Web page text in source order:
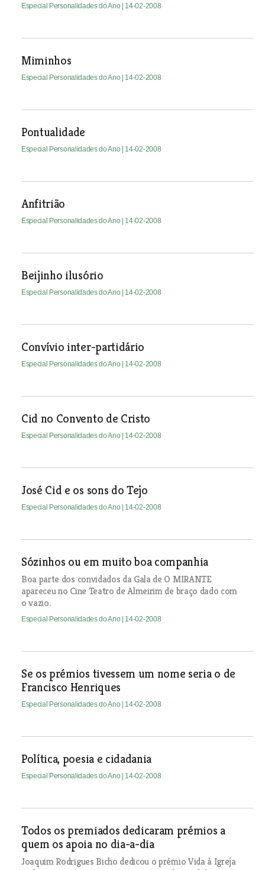
Especial Personalidades do Ano | 14-02-2008
Miminhos
Especial Personalidades do Ano | 14-02-2008
Pontualidade
Especial Personalidades do Ano | 14-02-2008
Anfitrião
Especial Personalidades do Ano | 14-02-2008
Beijinho ilusório
Especial Personalidades do Ano | 14-02-2008
Convívio inter-partidário
Especial Personalidades do Ano | 14-02-2008
Cid no Convento de Cristo
Especial Personalidades do Ano | 14-02-2008
José Cid e os sons do Tejo
Especial Personalidades do Ano | 14-02-2008
Sózinhos ou em muito boa companhia
Boa parte dos convidados da Gala de O MIRANTE
apareceu no Cine Teatro de Almeirim de braço dado com
o vazio.
Especial Personalidades do Ano | 14-02-2008
Se os prémios tivessem um nome seria o de
Francisco Henriques
Especial Personalidades do Ano | 14-02-2008
Política, poesia e cidadania
Especial Personalidades do Ano | 14-02-2008
Todos os premiados dedicaram prémios a
quem os apoia no dia-a-dia
Joaquim Rodrigues Bicho dedicou o prémio Vida à Igreja